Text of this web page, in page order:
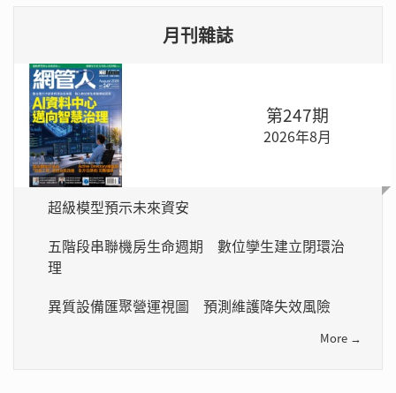
月刊雜誌
第247期
2026年8月
超級模型預示未來資安
五階段串聯機房生命週期 數位孿生建立閉環治
理
異質設備匯聚營運視圖 預測維護降失效風險
More →